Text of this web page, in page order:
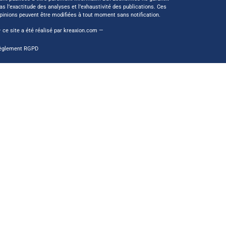
l’exactitude des analyses et l’exhaustivité des publications. Ces
peuvent être modifiées à tout moment sans notification.
ce site a été réalisé par kreaxion.com —
RGPD